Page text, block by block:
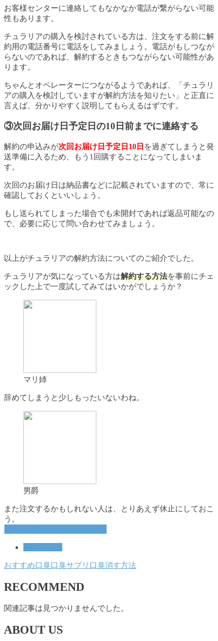
お客様センターに連絡してもなかなか電話が繋がらない可能
性もあります。
チュラリアの購入を検討されている方は、注文をする前に解
約用の電話番号に電話をしてみましょう。電話がもしつなが
らないのであれば、解約するときもつながらない可能性があ
ります。
ちゃんとオペレーターにつながるようであれば、「チュラリ
アの購入を検討していますが解約方法を知りたい」と正直に
言えば、分かりやすく説明してもらえるはずです。
③次回お届け日予定日の10日前までに連絡する
解約の申込みが次回お届け日予定日10日 を過ぎてしまうと発
送準備に入るため、もう1回購することになってしまいま
す。
次回のお届け日は納品書などに記載されていますので、常に
確認しておくといいしょう。
もし送られてしまった場合でも未開封であれば返品可能なの
で、必要に応じて問い合わせてみましょう。
以上がチュラリアの解約方法についてのご紹介でした。
チュラリアが気になっている方は解約する方法を事前にチェ
ックした上で一度試してみてはいかがでしょうか？
マリ姉
辞めてしまうと少しもったいないわね。
男爵
また注文するかもしれない人は、とりあえず休止にしておこ
う。
おすすめ口臭口臭サプリ 口臭消す方法
RECOMMEND
関連記事は見つかりませんでした。
ABOUT US